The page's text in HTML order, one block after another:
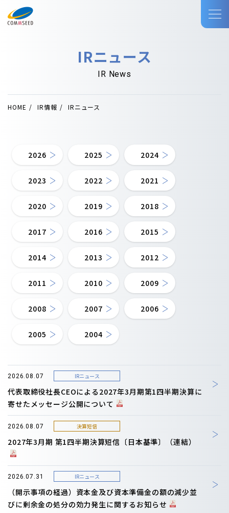
IRニュース
IR News
HOME IR情報 IRニュース
2026 2025 2024
2023 2022 2021
2020 2019 2018
2017 2016 2015
2014 2013 2012
2011 2010 2009
2008 2007 2006
2005 2004
2026.08.07 IRニュース
代表取締役社長CEOによる2027年3月期第1四半期決算に
寄せたメッセージ公開について
2026.08.07 決算短信
2027年3月期 第1四半期決算短信〔日本基準〕（連結）
2026.07.31 IRニュース
（開示事項の経過）資本金及び資本準備金の額の減少並
びに剰余金の処分の効力発生に関するお知らせ